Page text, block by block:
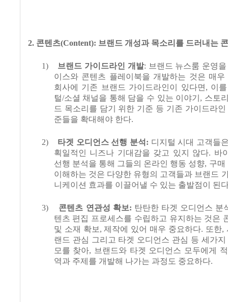
2. 콘텐츠(Content): 브랜드 개성과 목소리를 드러내는
1) 브랜드 가이드라인 개발: 브랜드 뉴스룸 운영
이스와 콘텐츠 플레이북을 개발하는 것은 매우
회사에 기존 브랜드 가이드라인이 있다면, 이
털/소셜 채널을 통해 담을 수 있는 이야기 , 스토
드 목소리를 담기 위한 기준 등 기존 가이드라
준들을 확대해야 한다.
2) 타겟 오디언스 선행 분석 : 디지털 시대 고객들
획일적인 니즈나 기대감을 갖고 있지 않다. 바
선행 분석을 통해 그들의 온라인 행동 성향, 구매
이해하는 것은 다양한 유형의 고객들과 브랜드
니케이션 효과를 이끌어낼 수 있는 출발점이 된
3) 콘텐츠 연관성 확보: 탄탄한 타겟 오디언스 분
텐츠 편집 프로세스를 수립하고 유지하는 것은
및 소재 확보,제작에 있어 매우 중요하다. 또한,
랜드 관심 그리고 타겟 오디언스 관심 등 세가
모를 찾아, 브랜드와 타겟 오디언스 모두에게
역과 주제를 개발해 나가는 과정도 중요하다.